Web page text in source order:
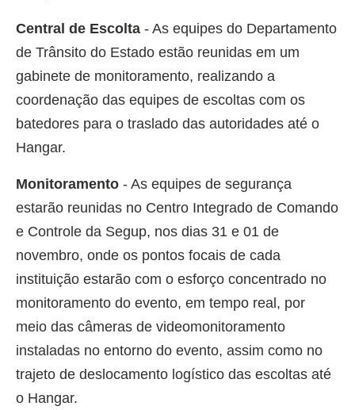
Central de Escolta - As equipes do Departamento
de Trânsito do Estado estão reunidas em um
gabinete de monitoramento, realizando a
coordenação das equipes de escoltas com os
batedores para o traslado das autoridades até o
Hangar.
Monitoramento - As equipes de segurança
estarão reunidas no Centro Integrado de Comando
e Controle da Segup, nos dias 31 e 01 de
novembro, onde os pontos focais de cada
instituição estarão com o esforço concentrado no
monitoramento do evento, em tempo real, por
meio das câmeras de videomonitoramento
instaladas no entorno do evento, assim como no
trajeto de deslocamento logístico das escoltas até
o Hangar.